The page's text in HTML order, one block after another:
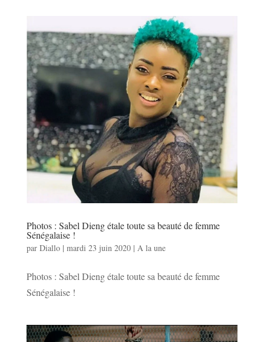
Photos : Sabel Dieng étale toute sa beauté de femme
Sénégalaise !
par Diallo| mardi 23 juin 2020| A la une
Photos : Sabel Dieng étale toute sa beauté de femme
Sénégalaise !